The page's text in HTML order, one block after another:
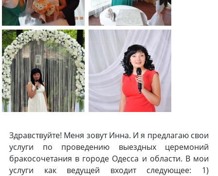
Здравствуйте! Меня зовут Инна. И я предлагаю свои
услуги по проведению выездных церемоний
бракосочетания в городе Одесса и области. В мои
услуги как ведущей входит следующее: 1)